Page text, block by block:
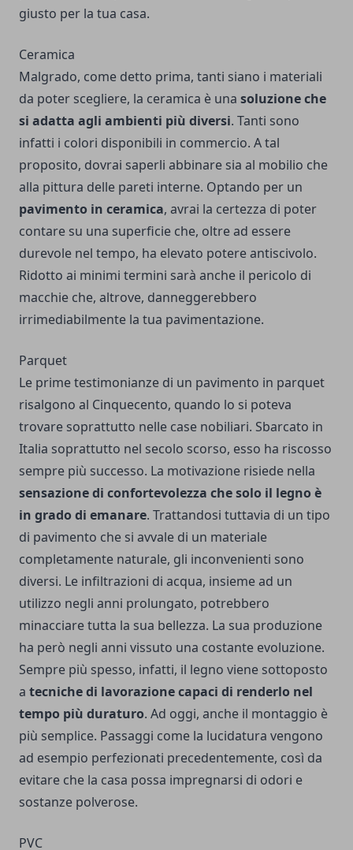
giusto per la tua casa.
Ceramica
Malgrado, come detto prima, tanti siano i materiali
da poter scegliere, la ceramica è una soluzione che
si adatta agli ambienti più diversi. Tanti sono
infatti i colori disponibili in commercio. A tal
proposito, dovrai saperli abbinare sia al mobilio che
alla pittura delle pareti interne. Optando per un
pavimento in ceramica, avrai la certezza di poter
contare su una superficie che, oltre ad essere
durevole nel tempo, ha elevato potere antiscivolo.
Ridotto ai minimi termini sarà anche il pericolo di
macchie che, altrove, danneggerebbero
irrimediabilmente la tua pavimentazione.
Parquet
Le prime testimonianze di un pavimento in parquet
risalgono al Cinquecento, quando lo si poteva
trovare soprattutto nelle case nobiliari. Sbarcato in
Italia soprattutto nel secolo scorso, esso ha riscosso
sempre più successo. La motivazione risiede nella
sensazione di confortevolezza che solo il legno è
in grado di emanare. Trattandosi tuttavia di un tipo
di pavimento che si avvale di un materiale
completamente naturale, gli inconvenienti sono
diversi. Le infiltrazioni di acqua, insieme ad un
utilizzo negli anni prolungato, potrebbero
minacciare tutta la sua bellezza. La sua produzione
ha però negli anni vissuto una costante evoluzione.
Sempre più spesso, infatti, il legno viene sottoposto
a tecniche di lavorazione capaci di renderlo nel
tempo più duraturo. Ad oggi, anche il montaggio è
più semplice. Passaggi come la lucidatura vengono
ad esempio perfezionati precedentemente, così da
evitare che la casa possa impregnarsi di odori e
sostanze polverose.
PVC